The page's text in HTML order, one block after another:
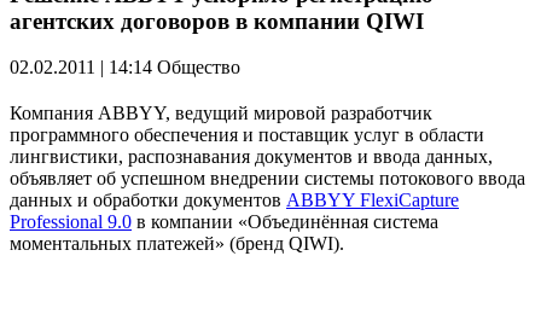
агентских договоров в компании QIWI
02.02.2011 | 14:14 Общество
Компания ABBYY, ведущий мировой разработчик
программного обеспечения и поставщик услуг в области
лингвистики, распознавания документов и ввода данных,
объявляет об успешном внедрении системы потокового ввода
данных и обработки документов ABBYY FlexiCapture
Professional 9.0 в компании «Объединённая система
моментальных платежей» (бренд QIWI).